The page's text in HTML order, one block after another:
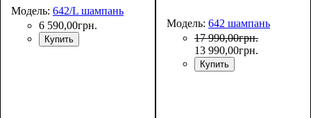
Модель: 642/L шампань
6 590,00грн.
Купить
Модель: 642 шампань
17 990,00грн.
13 990,00грн.
Купить